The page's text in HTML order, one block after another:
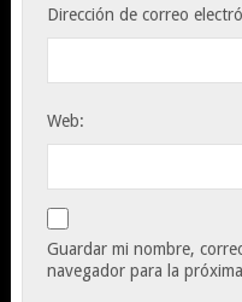
Dirección de correo
Web:
Guardar mi nombre,
navegador para la